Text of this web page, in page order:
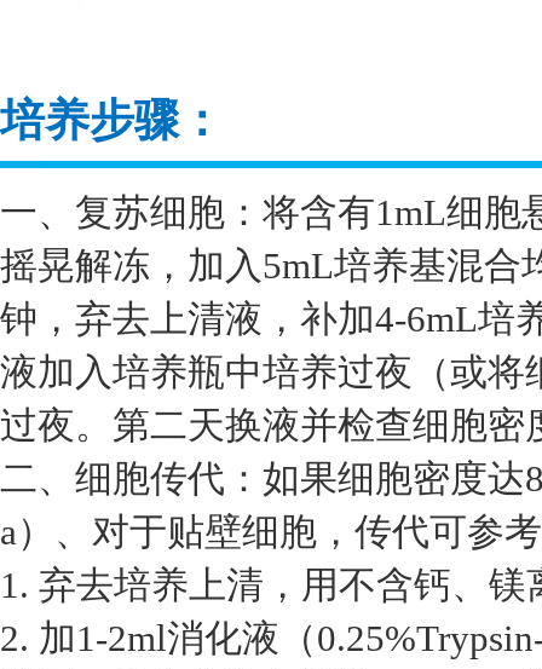
培养步骤：
一、复苏细胞：将含有1mL细
摇晃解冻，加入5mL培养基混合
钟，弃去上清液，补加4-6mL培
液加入培养瓶中培养过夜（或
过夜。第二天换液并检查细胞密
二、细胞传代：如果细胞密度达
a）、对于贴壁细胞，传代可参
1. 弃去培养上清，用不含钙、镁
2. 加1-2ml消化液（